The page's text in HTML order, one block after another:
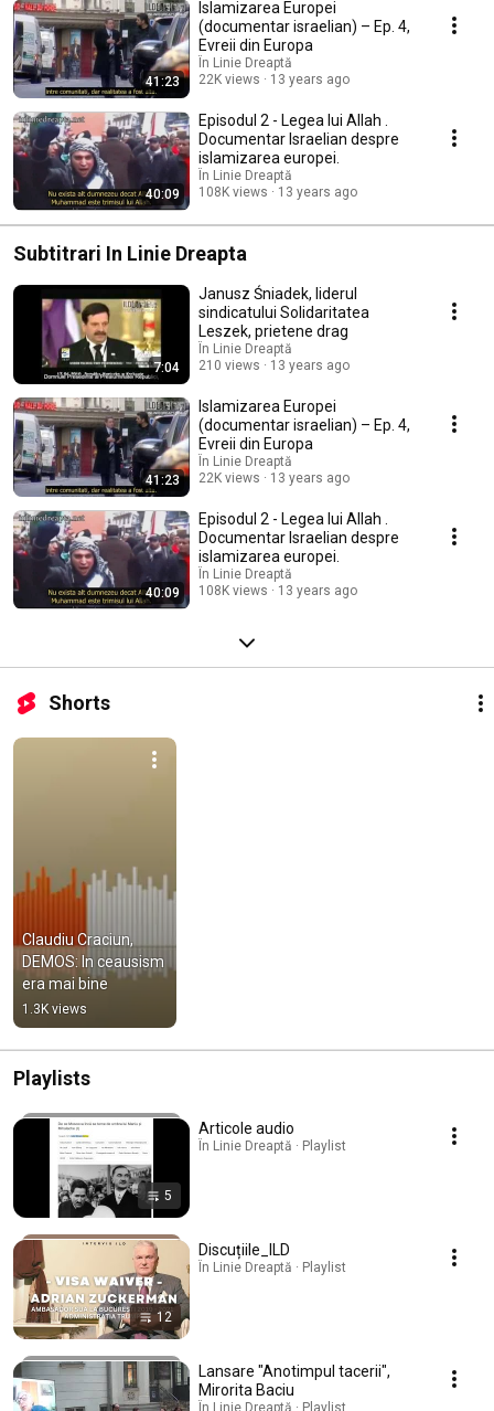
41:23
Islamizarea Europei
(documentar israelian) – Ep. 4,
Evreii din Europa
În Linie Dreaptă
22K views
13 years ago
40:09
Episodul 2 - Legea lui Allah .
Documentar Israelian despre
islamizarea europei.
În Linie Dreaptă
108K views
13 years ago
Subtitrari In Linie Dreapta
7:04
Janusz Śniadek, liderul
sindicatului Solidaritatea
Leszek, prietene drag
În Linie Dreaptă
210 views
13 years ago
41:23
Islamizarea Europei
(documentar israelian) – Ep. 4,
Evreii din Europa
În Linie Dreaptă
22K views
13 years ago
40:09
Episodul 2 - Legea lui Allah .
Documentar Israelian despre
islamizarea europei.
În Linie Dreaptă
108K views
13 years ago
Shorts
Claudiu Craciun,
DEMOS: In ceausism
era mai bine
1.3K views
Playlists
5
Articole audio
În Linie Dreaptă · Playlist
12
Discuțiile_ILD
În Linie Dreaptă · Playlist
Lansare "Anotimpul tacerii",
Mirorita Baciu
În Linie Dreaptă · Playlist